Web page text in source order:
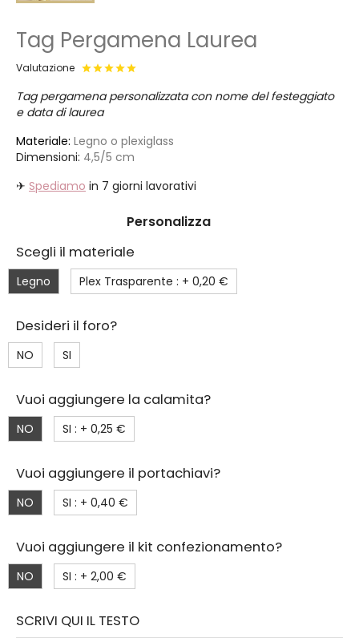
Tag Pergamena Laurea
Valutazione
Tag pergamena personalizzata con nome del festeggiato
e data di laurea
Materiale: Legno o plexiglass
Dimensioni: 4,5/5 cm
✈ Spediamo in 7 giorni lavorativi
Personalizza
Scegli il materiale
Legno Plex Trasparente : + 0,20 €
Desideri il foro?
NO SI
Vuoi aggiungere la calamita?
NO SI : + 0,25 €
Vuoi aggiungere il portachiavi?
NO SI : + 0,40 €
Vuoi aggiungere il kit confezionamento?
NO SI : + 2,00 €
SCRIVI QUI IL TESTO